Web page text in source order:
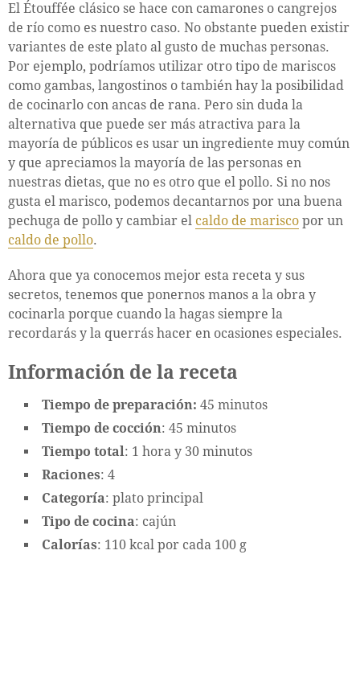
El Étouffée clásico se hace con camarones o cangrejos
de río como es nuestro caso. No obstante pueden existir
variantes de este plato al gusto de muchas personas.
Por ejemplo, podríamos utilizar otro tipo de mariscos
como gambas, langostinos o también hay la posibilidad
de cocinarlo con ancas de rana. Pero sin duda la
alternativa que puede ser más atractiva para la
mayoría de públicos es usar un ingrediente muy común
y que apreciamos la mayoría de las personas en
nuestras dietas, que no es otro que el pollo. Si no nos
gusta el marisco, podemos decantarnos por una buena
pechuga de pollo y cambiar el caldo de marisco por un
caldo de pollo.
Ahora que ya conocemos mejor esta receta y sus
secretos, tenemos que ponernos manos a la obra y
cocinarla porque cuando la hagas siempre la
recordarás y la querrás hacer en ocasiones especiales.
Información de la receta
Tiempo de preparación: 45 minutos
Tiempo de cocción: 45 minutos
Tiempo total: 1 hora y 30 minutos
Raciones: 4
Categoría: plato principal
Tipo de cocina: cajún
Calorías: 110 kcal por cada 100 g